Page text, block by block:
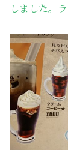
しました。